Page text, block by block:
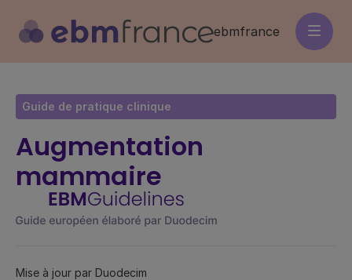
contenu
principal
ebmfrance
Guide de pratique clinique
Augmentation
mammaire
Mise à jour par Duodecim